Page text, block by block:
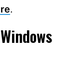
.